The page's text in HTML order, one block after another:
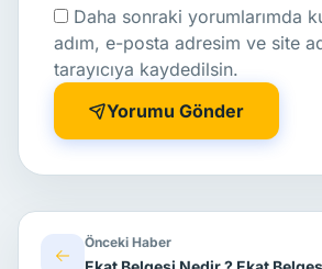
Daha sonraki yorumlarımda
adım, e-posta adresim ve site
tarayıcıya kaydedilsin.
Yorumu Gönder
Önceki Haber